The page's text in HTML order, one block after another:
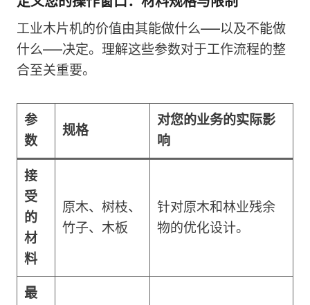
工业木片机的价值由其能做什么——以及不能做
什么——决定。理解这些参数对于工作流程的整
合至关重要。
参
数
规格
对您的业务的实际影
响
接
受
的
材
料
原木、树枝、
竹子、木板
针对原木和林业残余
物的优化设计。
最